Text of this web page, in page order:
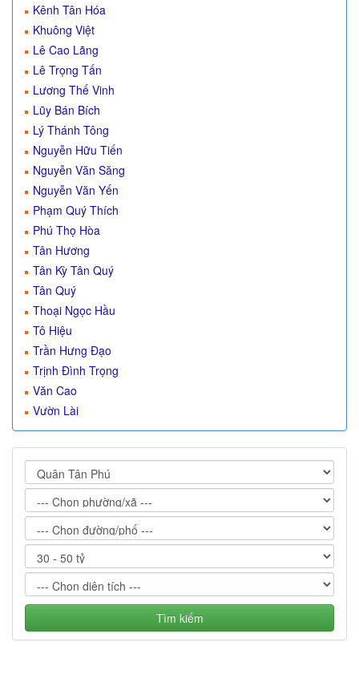
Kênh Tân Hóa
Khuông Việt
Lê Cao Lãng
Lê Trọng Tấn
Lương Thế Vinh
Lũy Bán Bích
Lý Thánh Tông
Nguyễn Hữu Tiến
Nguyễn Văn Săng
Nguyễn Văn Yến
Phạm Quý Thích
Phú Thọ Hòa
Tân Hương
Tân Kỳ Tân Quý
Tân Quý
Thoại Ngọc Hầu
Tô Hiệu
Trần Hưng Đạo
Trịnh Đình Trọng
Văn Cao
Vườn Lài
Tìm kiếm